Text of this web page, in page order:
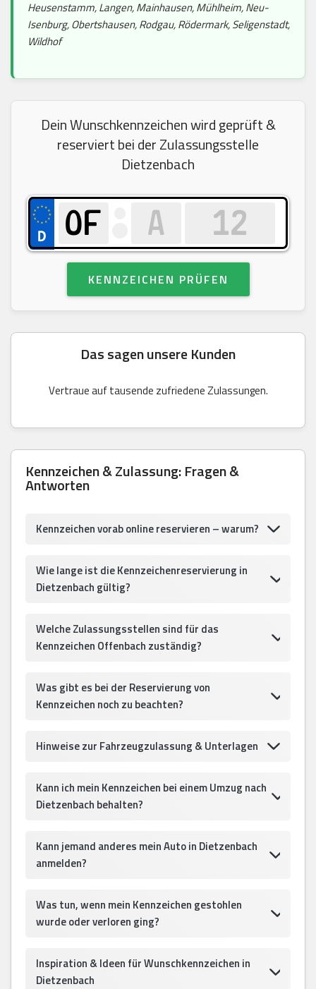
Heusenstamm, Langen, Mainhausen, Mühlheim, Neu-
Isenburg, Obertshausen, Rodgau, Rödermark, Seligenstadt,
Wildhof
Dein Wunschkennzeichen wird geprüft &
reserviert bei der Zulassungsstelle
Dietzenbach
KENNZEICHEN PRÜFEN
Das sagen unsere Kunden
Vertraue auf tausende zufriedene Zulassungen.
Kennzeichen & Zulassung: Fragen &
Antworten
Kennzeichen vorab online reservieren – warum?
Wie lange ist die Kennzeichenreservierung in
Dietzenbach gültig?
Welche Zulassungsstellen sind für das
Kennzeichen Offenbach zuständig?
Was gibt es bei der Reservierung von
Kennzeichen noch zu beachten?
Hinweise zur Fahrzeugzulassung & Unterlagen
Kann ich mein Kennzeichen bei einem Umzug nach
Dietzenbach behalten?
Kann jemand anderes mein Auto in Dietzenbach
anmelden?
Was tun, wenn mein Kennzeichen gestohlen
wurde oder verloren ging?
Inspiration & Ideen für Wunschkennzeichen in
Dietzenbach